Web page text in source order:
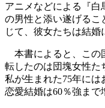
アニメなどによる『白
の男性と添い遂げるこ
じて、彼女たちは結婚
本書によると、この
転したのは団塊女性た
私が生まれた75年には
恋愛結婚は60％強まで